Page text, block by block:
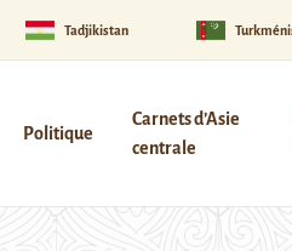
Tadjikistan
Politique
Carnets d’Asie
centrale